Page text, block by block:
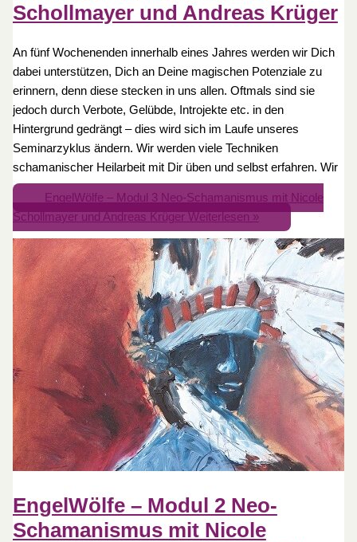
Schollmayer und Andreas Krüger
An fünf Wochenenden innerhalb eines Jahres werden wir Dich
dabei unterstützen, Dich an Deine magischen Potenziale zu
erinnern, denn diese stecken in uns allen. Oftmals sind sie
jedoch durch Verbote, Gelübde, Introjekte etc. in den
Hintergrund gedrängt – dies wird sich im Laufe unseres
Seminarzyklus ändern. Wir werden viele Techniken
schamanischer Heilarbeit mit Dir üben und selbst erfahren. Wir
EngelWölfe – Modul 3 Neo-Schamanismus mit Nicole
Schollmayer und Andreas KrügerWeiterlesen »
EngelWölfe – Modul 2 Neo-
Schamanismus mit Nicole